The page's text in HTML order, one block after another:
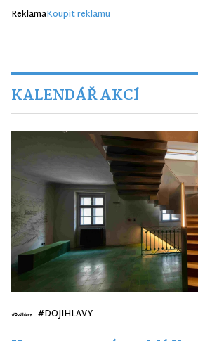
ReklamaKoupit reklamu
KALENDÁŘ AKCÍ
#DOJIHLAVY